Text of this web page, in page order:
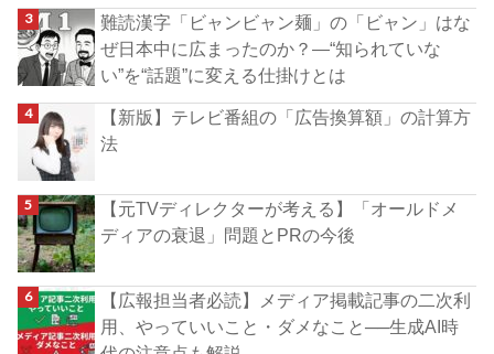
難読漢字「ビャンビャン麺」の「ビャン」はな
ぜ日本中に広まったのか？―“知られていな
い”を“話題”に変える仕掛けとは
【新版】テレビ番組の「広告換算額」の計算方
法
【元TVディレクターが考える】「オールドメ
ディアの衰退」問題とPRの今後
【広報担当者必読】メディア掲載記事の二次利
用、やっていいこと・ダメなこと──生成AI時